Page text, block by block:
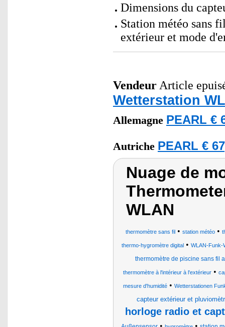
Dimensions du
Station météo sans
extérieur et mode
Vendeur Article
Wetterstation
Allemagne PEARL €
Autriche PEARL €
Nuage de
WLAN
thermomètre sans fil• station météo•
thermo-hygromètre digital• WLAN-Funk-
thermomètre de piscine sans fil
thermomètre à l'intérieur à l'extérieur •
mesure d'humidité• Wetterstationen
capteur extérieur et
horloge radio et